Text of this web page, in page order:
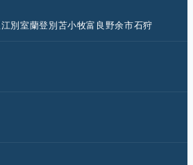
江別室蘭登別苫小牧富良野余市石狩